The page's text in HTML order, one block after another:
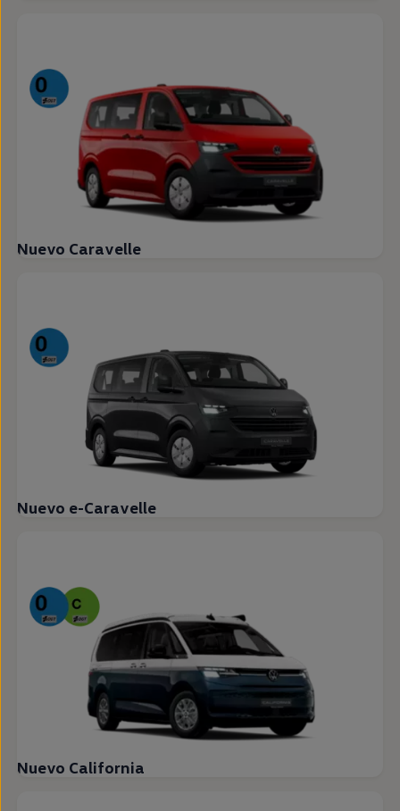
Nuevo Caravelle
Nuevo e-Caravelle
Nuevo California